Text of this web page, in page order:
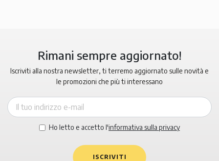
Rimani sempre aggiornato!
Iscriviti alla nostra newsletter, ti terremo aggiornato sulle novità e
le promozioni che più ti interessano
Ho letto e accetto l'informativa sulla privacy
ISCRIVITI